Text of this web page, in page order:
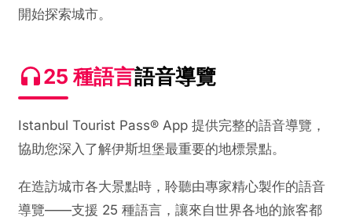
開始探索城市。
25 種語言語音導覽
Istanbul Tourist Pass® App 提供完整的語音導覽，
協助您深入了解伊斯坦堡最重要的地標景點。
在造訪城市各大景點時，聆聽由專家精心製作的語音
導覽——支援 25 種語言，讓來自世界各地的旅客都